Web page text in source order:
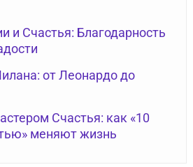
и Счастья: Благодарность
от Леонардо до
Счастья: как «10
меняют жизнь